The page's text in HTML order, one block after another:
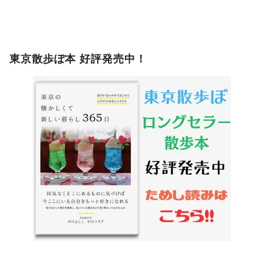
東京散歩ぽ本 好評発売中！